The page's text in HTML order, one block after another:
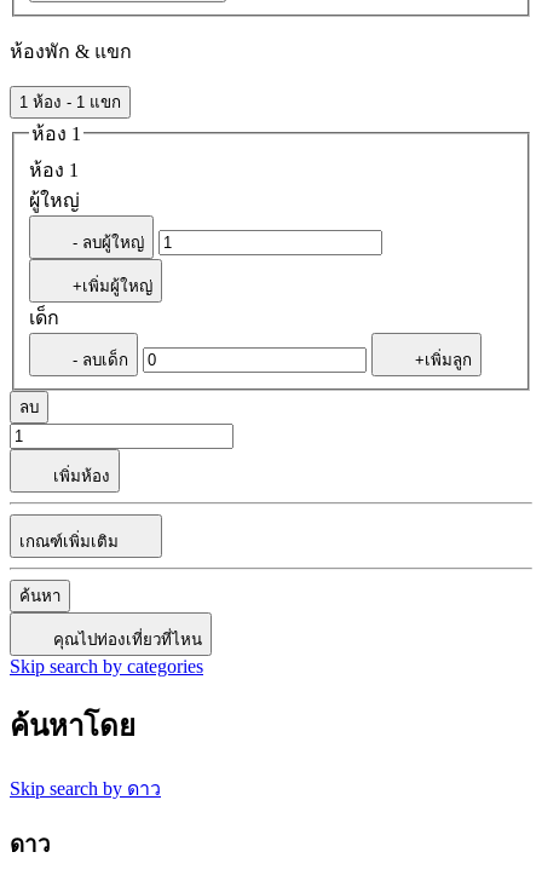
ห้องพัก & แขก
1 ห้อง - 1 แขก
ห้อง 1
ห้อง 1
ผู้ใหญ่
- ลบผู้ใหญ่
+เพิ่มผู้ใหญ่
เด็ก
- ลบเด็ก +เพิ่มลูก
ลบ
เพิ่มห้อง
เกณฑ์เพิ่มเติม
ค้นหา
คุณไปท่องเที่ยวที่ไหน
Skip search by categories
ค้นหาโดย
Skip search by ดาว
ดาว